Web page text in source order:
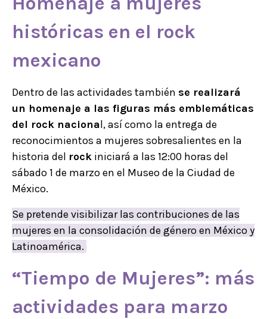
históricas en el rock
mexicano
Dentro de las actividades también se realizará
un homenaje a las figuras más emblemáticas
del rock nacional, así como la entrega de
reconocimientos a mujeres sobresalientes en la
historia del rock iniciará a las 12:00 horas del
sábado 1 de marzo en el Museo de la Ciudad de
México.
Se pretende visibilizar las contribuciones de las
mujeres en la consolidación de género en México y
Latinoamérica.
“Tiempo de Mujeres”: más
actividades para marzo